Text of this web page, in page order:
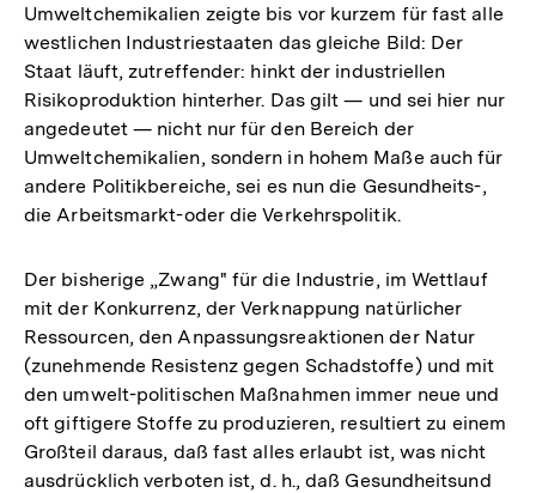
Umweltchemikalien zeigte bis vor kurzem für fast alle
westlichen Industriestaaten das gleiche Bild: Der
Staat läuft, zutreffender: hinkt der industriellen
Risikoproduktion hinterher. Das gilt — und sei hier nur
angedeutet — nicht nur für den Bereich der
Umweltchemikalien, sondern in hohem Maße auch für
andere Politikbereiche, sei es nun die Gesundheits-,
die Arbeitsmarkt-oder die Verkehrspolitik.
Der bisherige „Zwang" für die Industrie, im Wettlauf
mit der Konkurrenz, der Verknappung natürlicher
Ressourcen, den Anpassungsreaktionen der Natur
(zunehmende Resistenz gegen Schadstoffe) und mit
den umwelt-politischen Maßnahmen immer neue und
oft giftigere Stoffe zu produzieren, resultiert zu einem
Großteil daraus, daß fast alles erlaubt ist, was nicht
ausdrücklich verboten ist, d. h., daß Gesundheitsund